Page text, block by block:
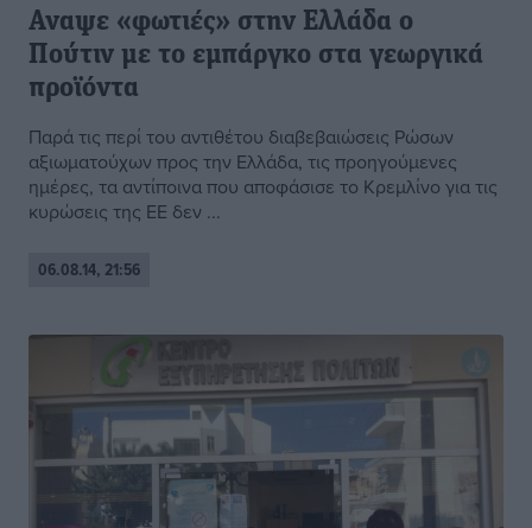
Αναψε «φωτιές» στην Ελλάδα ο
Πούτιν με το εμπάργκο στα γεωργικά
προϊόντα
Παρά τις περί του αντιθέτου διαβεβαιώσεις Ρώσων
αξιωματούχων προς την Ελλάδα, τις προηγούμενες
ημέρες, τα αντίποινα που αποφάσισε το Κρεμλίνο για τις
κυρώσεις της ΕΕ δεν ...
06.08.14, 21:56